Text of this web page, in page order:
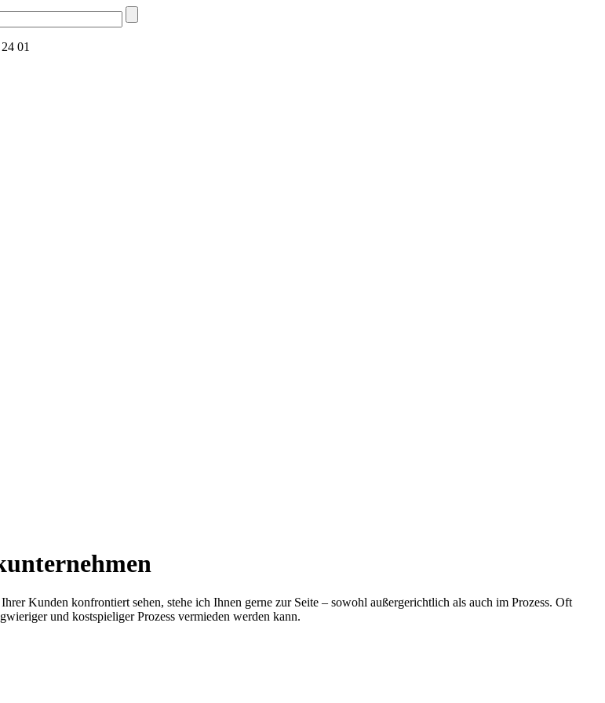
01
Kunden konfrontiert sehen, stehe ich Ihnen gerne zur Seite – sowohl außergerichtlich als auch im Prozess. Oft
und kostspieliger Prozess vermieden werden kann.